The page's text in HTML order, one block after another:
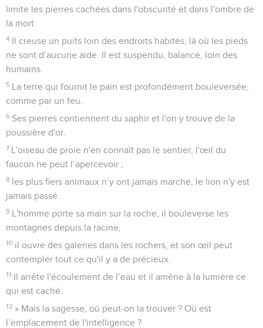
limite les pierres cachées dans l'obscurité et dans l'ombre de
la mort.
4 Il creuse un puits loin des endroits habités, là où les pieds
ne sont d’aucune aide. Il est suspendu, balancé, loin des
humains.
5 La terre qui fournit le pain est profondément bouleversée,
comme par un feu.
6 Ses pierres contiennent du saphir et l'on y trouve de la
poussière d'or.
7 L'oiseau de proie n'en connaît pas le sentier, l'œil du
faucon ne peut l’apercevoir ;
8 les plus fiers animaux n’y ont jamais marché, le lion n'y est
jamais passé.
9 L'homme porte sa main sur la roche, il bouleverse les
montagnes depuis la racine,
10 il ouvre des galeries dans les rochers, et son œil peut
contempler tout ce qu'il y a de précieux.
11 Il arrête l'écoulement de l’eau et il amène à la lumière ce
qui est caché.
12 » Mais la sagesse, où peut-on la trouver ? Où est
l’emplacement de l'intelligence ?